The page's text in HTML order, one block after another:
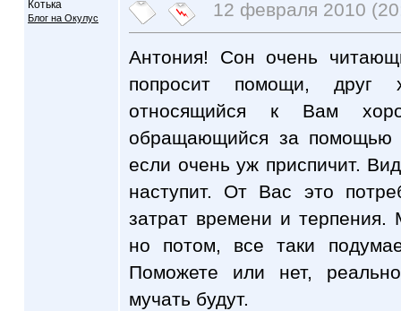
Котька
Блог на Окулус 12 февраля 2010
Антония! Сон очень
попросит помощи,
относящийся к Вам
обращающийся за помощью
если очень уж приспичит.
наступит. От Вас это
затрат времени и терпения.
но потом, все таки
Поможете или нет,
мучать будут.